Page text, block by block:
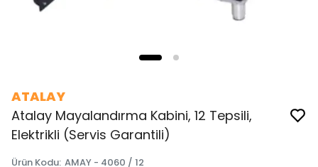
ATALAY
Atalay Mayalandırma Kabini, 12 Tepsili,
Elektrikli (Servis Garantili)
Ürün Kodu: AMAY - 4060 / 12